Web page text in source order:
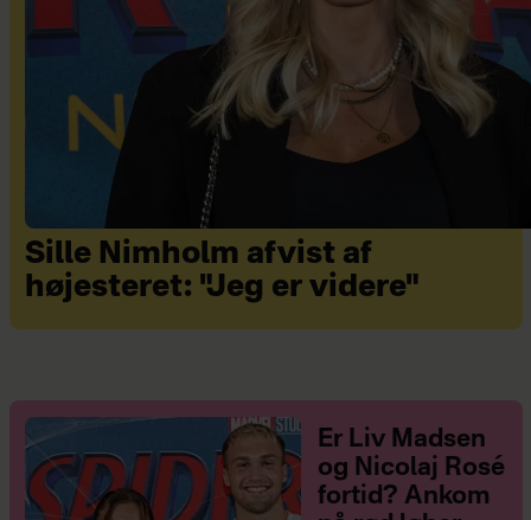
Sille Nimholm afvist af
højesteret: "Jeg er videre"
Er Liv Madsen
og Nicolaj Rosé
fortid? Ankom